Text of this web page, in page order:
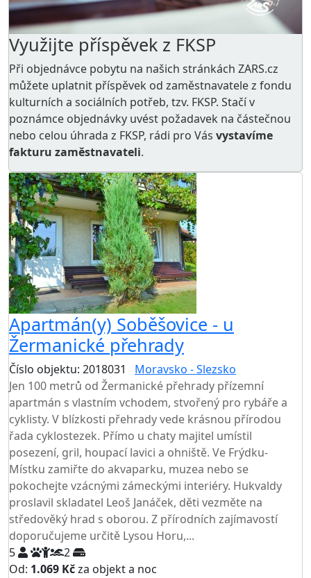
Využijte příspěvek z FKSP
Při objednávce pobytu na našich stránkách ZARS.cz
můžete uplatnit příspěvek od zaměstnavatele z fondu
kulturních a sociálních potřeb, tzv. FKSP. Stačí v
poznámce objednávky uvést požadavek na částečnou
nebo celou úhrada z FKSP, rádi pro Vás vystavíme
fakturu zaměstnavateli.
Apartmán(y) Soběšovice - u
Žermanické přehrady
Číslo objektu: 2018031
Moravsko - Slezsko
Jen 100 metrů od Žermanické přehrady přízemní
apartmán s vlastním vchodem, stvořený pro rybáře a
cyklisty. V blízkosti přehrady vede krásnou přírodou
řada cyklostezek. Přímo u chaty majitel umístil
posezení, gril, houpací lavici a ohniště. Ve Frýdku-
Místku zamiřte do akvaparku, muzea nebo se
pokochejte vzácnými zámeckými interiéry. Hukvaldy
proslavil skladatel Leoš Janáček, děti vezměte na
středověký hrad s oborou. Z přírodních zajímavostí
doporučujeme určitě Lysou Horu,...
5
2
Od: 1.069 Kčza objekt a noc